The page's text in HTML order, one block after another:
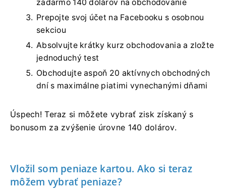
zadarmo 140 dolárov na obchodovanie
Prepojte svoj účet na Facebooku s osobnou
sekciou
Absolvujte krátky kurz obchodovania a zložte
jednoduchý test
Obchodujte aspoň 20 aktívnych obchodných
dní s maximálne piatimi vynechanými dňami
Úspech! Teraz si môžete vybrať zisk získaný s
bonusom za zvýšenie úrovne 140 dolárov.
Vložil som peniaze kartou. Ako si teraz
môžem vybrať peniaze?